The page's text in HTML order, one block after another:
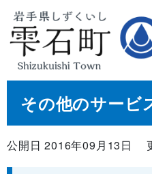
その他のサービ
公開日 2016年09月13日